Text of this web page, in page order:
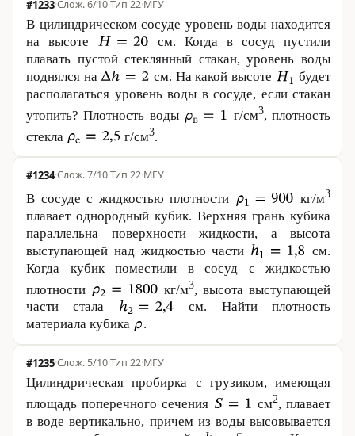
#1233· 6/10·Тип 22·МГУ
В цилиндрическом сосуде уровень воды находится
на высоте
см. Когда в сосуд пустили
плавать пустой стеклянный стакан, уровень воды
поднялся на
см. На какой высоте
будет
располагаться уровень воды в сосуде, если стакан
утопить? Плотность воды
г/см3, плотность
стекла
г/см3.
#1234· 7/10·Тип 22·МГУ
В сосуде с жидкостью плотности кг/м3
плавает однородный кубик. Верхняя грань кубика
параллельна поверхности жидкости, а высота
выступающей над жидкостью части
см.
Когда кубик поместили в сосуд с жидкостью
плотности
кг/м3, высота выступающей
части стала
см. Найти плотность
материала кубика
.
#1235· 5/10·Тип 22·МГУ
Цилиндрическая пробирка с грузиком, имеющая
площадь поперечного сечения
см2, плавает
в воде вертикально, причем из воды высовывается